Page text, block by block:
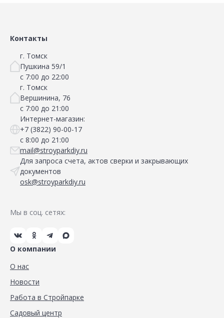
Контакты
г. Томск
Пушкина 59/1
с 7:00 до 22:00
г. Томск
Вершинина, 76
с 7:00 до 21:00
Интернет-магазин:
+7 (3822) 90-00-17
с 8:00 до 21:00
mail@stroyparkdiy.ru
Для запроса счета, актов сверки и закрывающих
документов
osk@stroyparkdiy.ru
Мы в соц. сетях:
О компании
О нас
Новости
Работа в Стройпарке
Садовый центр